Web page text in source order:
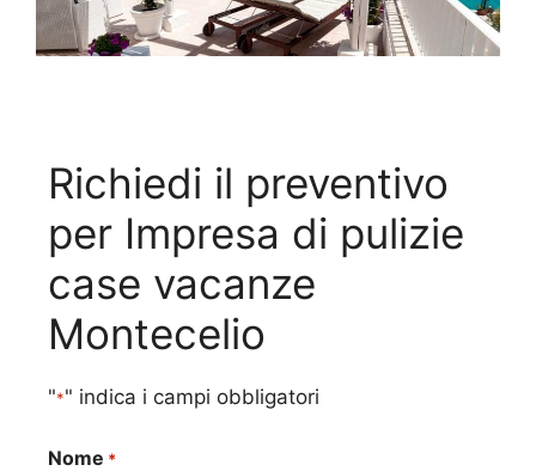
Richiedi il preventivo
per Impresa di pulizie
case vacanze
Montecelio
"*" indica i campi obbligatori
Nome *